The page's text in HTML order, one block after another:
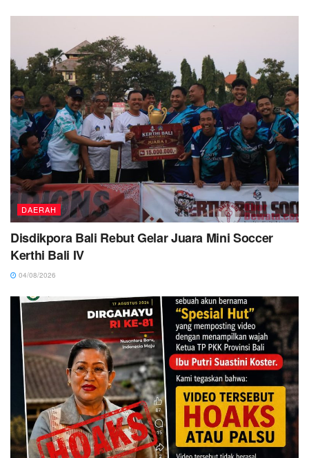
DAERAH
Disdikpora Bali Rebut Gelar Juara Mini Soccer
Kerthi Bali IV
04/08/2026